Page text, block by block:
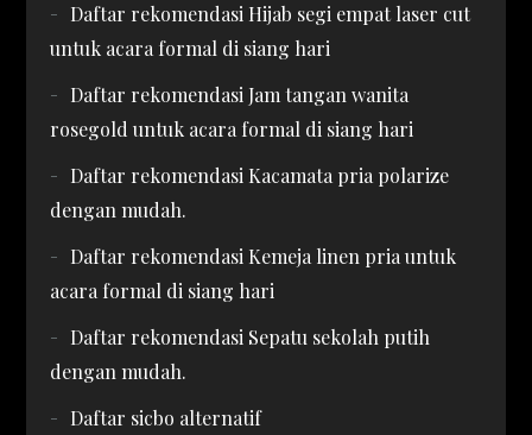
Daftar rekomendasi Hijab segi empat laser cut
untuk acara formal di siang hari
Daftar rekomendasi Jam tangan wanita
rosegold untuk acara formal di siang hari
Daftar rekomendasi Kacamata pria polarize
dengan mudah.
Daftar rekomendasi Kemeja linen pria untuk
acara formal di siang hari
Daftar rekomendasi Sepatu sekolah putih
dengan mudah.
Daftar sicbo alternatif